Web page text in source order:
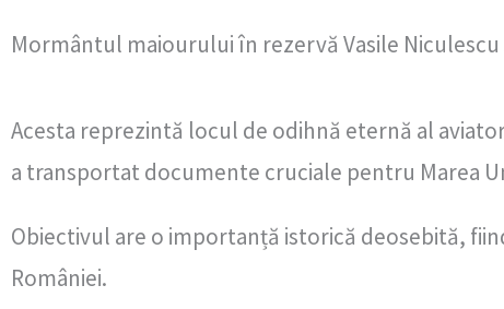
Mormântul maiourului în rezervă Vasile
Acesta reprezintă locul de odihnă eternă al
a transportat documente cruciale pentru Marea
Obiectivul are o importanță istorică deosebită,
României.